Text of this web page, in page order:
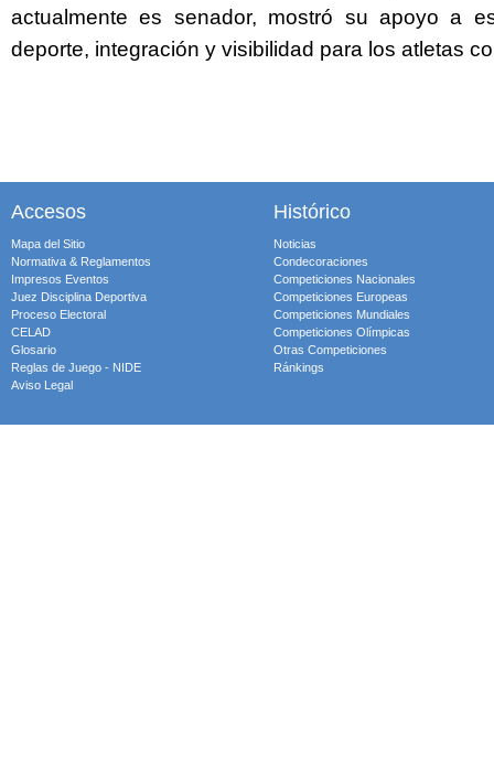
actualmente es senador, mostró su apoyo a
deporte, integración y visibilidad para los atletas
Accesos
Mapa del Sitio
Normativa & Reglamentos
Impresos Eventos
Juez Disciplina Deportiva
Proceso Electoral
CELAD
Glosario
Reglas de Juego - NIDE
Aviso Legal
Histórico
Noticias
Condecoraciones
Competiciones Nacionales
Competiciones Europeas
Competiciones Mundiales
Competiciones Olímpicas
Otras Competiciones
Ránkings